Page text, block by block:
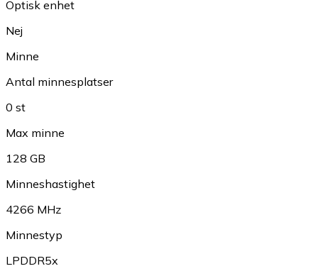
Optisk enhet
Nej
Minne
Antal minnesplatser
0 st
Max minne
128 GB
Minneshastighet
4266 MHz
Minnestyp
LPDDR5x